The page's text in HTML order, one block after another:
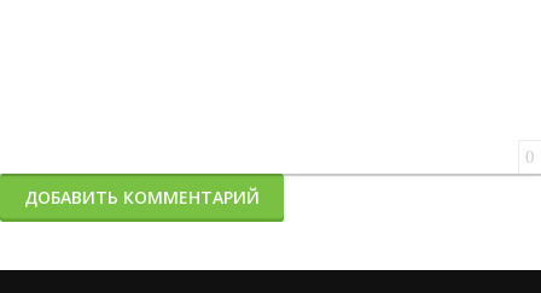
0
ДОБАВИТЬ КОММЕНТАРИЙ